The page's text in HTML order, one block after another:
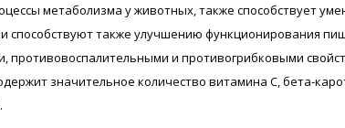
метаболизма у животных, также способствует
также улучшению функционирования
и противогрибковыми
значительное количество витамина С, бета-